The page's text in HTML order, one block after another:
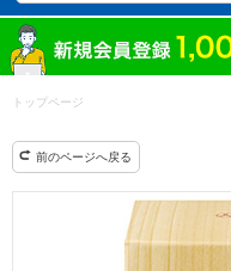
トップページ
前のページへ戻る